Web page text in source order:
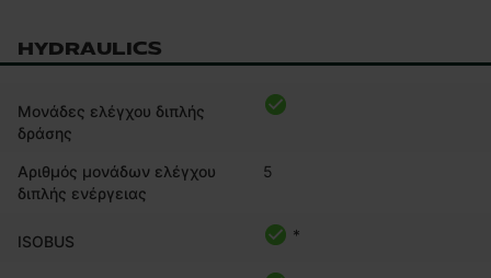
HYDRAULICS
Mονάδες ελέγχου διπλής
δράσης
Αριθμός μονάδων ελέγχου
διπλής ενέργειας
5
ISOBUS *